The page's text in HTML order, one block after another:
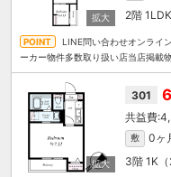
2階
LINE問い合わせオンライ
ーカー物件多数取り扱い店当店掲載
301
敷 0ヶ
3階 1K